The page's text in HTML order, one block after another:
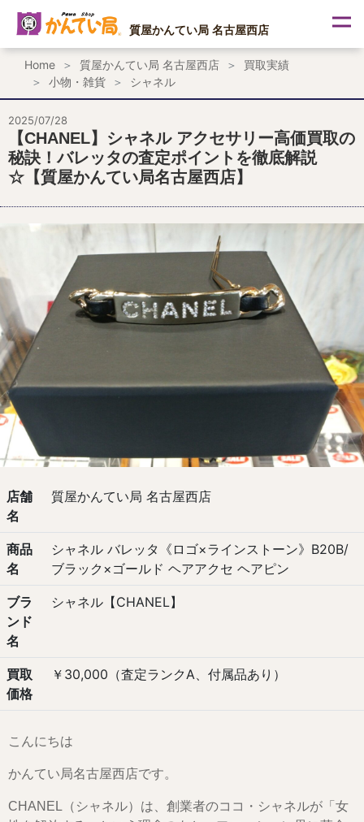
ス
プ
質屋かんてい局 名古屋西店
Home 質屋かんてい局 名古屋西店
買取実績
小物・雑貨
シャネル
2025/07/28
【CHANEL】シャネル アクセサリー高価買取の
秘訣！バレッタの査定ポイントを徹底解説
☆【質屋かんてい局名古屋西店】
店舗
名
質屋かんてい局 名古屋西店
商品
名
シャネル バレッタ《ロゴ×ラインストーン》B20B/
ブラック×ゴールド ヘアアクセ ヘアピン
ブラ
ンド
名
シャネル【CHANEL】
買取
価格
￥30,000（査定ランクA、付属品あり）
こんにちは
かんてい局名古屋西店です。
CHANEL（シャネル）は、創業者のココ・シャネルが「女